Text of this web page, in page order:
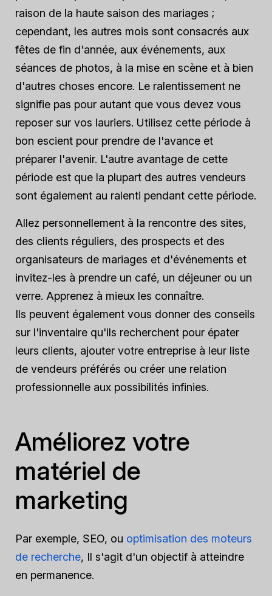
raison de la haute saison des mariages ;
cependant, les autres mois sont consacrés aux
fêtes de fin d'année, aux événements, aux
séances de photos, à la mise en scène et à bien
d'autres choses encore. Le ralentissement ne
signifie pas pour autant que vous devez vous
reposer sur vos lauriers. Utilisez cette période à
bon escient pour prendre de l'avance et
préparer l'avenir. L'autre avantage de cette
période est que la plupart des autres vendeurs
sont également au ralenti pendant cette période.
Allez personnellement à la rencontre des sites,
des clients réguliers, des prospects et des
organisateurs de mariages et d'événements et
invitez-les à prendre un café, un déjeuner ou un
verre. Apprenez à mieux les connaître.
Ils peuvent également vous donner des conseils
sur l'inventaire qu'ils recherchent pour épater
leurs clients, ajouter votre entreprise à leur liste
de vendeurs préférés ou créer une relation
professionnelle aux possibilités infinies.
Améliorez votre
matériel de
marketing
Par exemple, SEO, ou optimisation des moteurs
de recherche, Il s'agit d'un objectif à atteindre
en permanence.